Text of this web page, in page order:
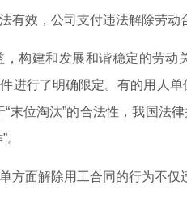
效，公司支付违法解除劳动
建和发展和谐稳定的劳动
进行了明确限定。有的用人
末位淘汰”的合法性，我国法
面解除用工合同的行为不仅